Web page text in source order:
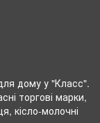
дому у "Класс".
торгові марки,
кісло-молочні